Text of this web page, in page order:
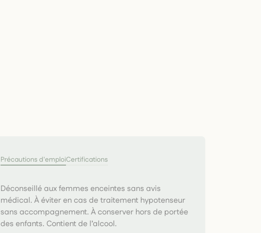
Précautions d'emploiCertifications
Déconseillé aux femmes enceintes sans avis
médical. À éviter en cas de traitement hypotenseur
sans accompagnement. À conserver hors de portée
des enfants. Contient de l’alcool.